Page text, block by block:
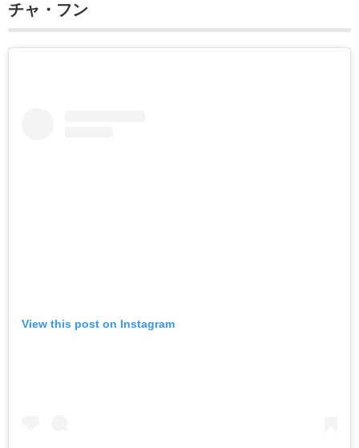
チャ・フン
View this post on Instagram